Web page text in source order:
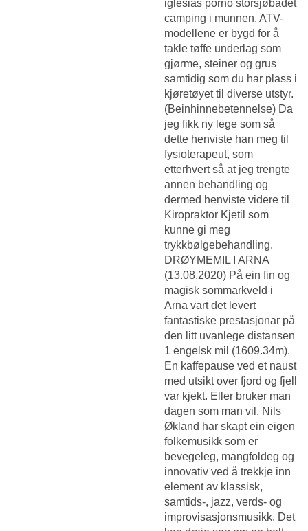
iglesias porno storsjøbadet
camping i munnen. ATV-
modellene er bygd for å
takle tøffe underlag som
gjørme, steiner og grus
samtidig som du har plass i
kjøretøyet til diverse utstyr.
(Beinhinnebetennelse) Da
jeg fikk ny lege som så
dette henviste han meg til
fysioterapeut, som
etterhvert så at jeg trengte
annen behandling og
dermed henviste videre til
Kiropraktor Kjetil som
kunne gi meg
trykkbølgebehandling.
DRØYMEMIL I ARNA
(13.08.2020) På ein fin og
magisk sommarkveld i
Arna vart det levert
fantastiske prestasjonar på
den litt uvanlege distansen
1 engelsk mil (1609.34m).
En kaffepause ved et naust
med utsikt over fjord og fjell
var kjekt. Eller bruker man
dagen som man vil. Nils
Økland har skapt ein eigen
folkemusikk som er
bevegeleg, mangfoldeg og
innovativ ved å trekkje inn
element av klassisk,
samtids-, jazz, verds- og
improvisasjonsmusikk. Det